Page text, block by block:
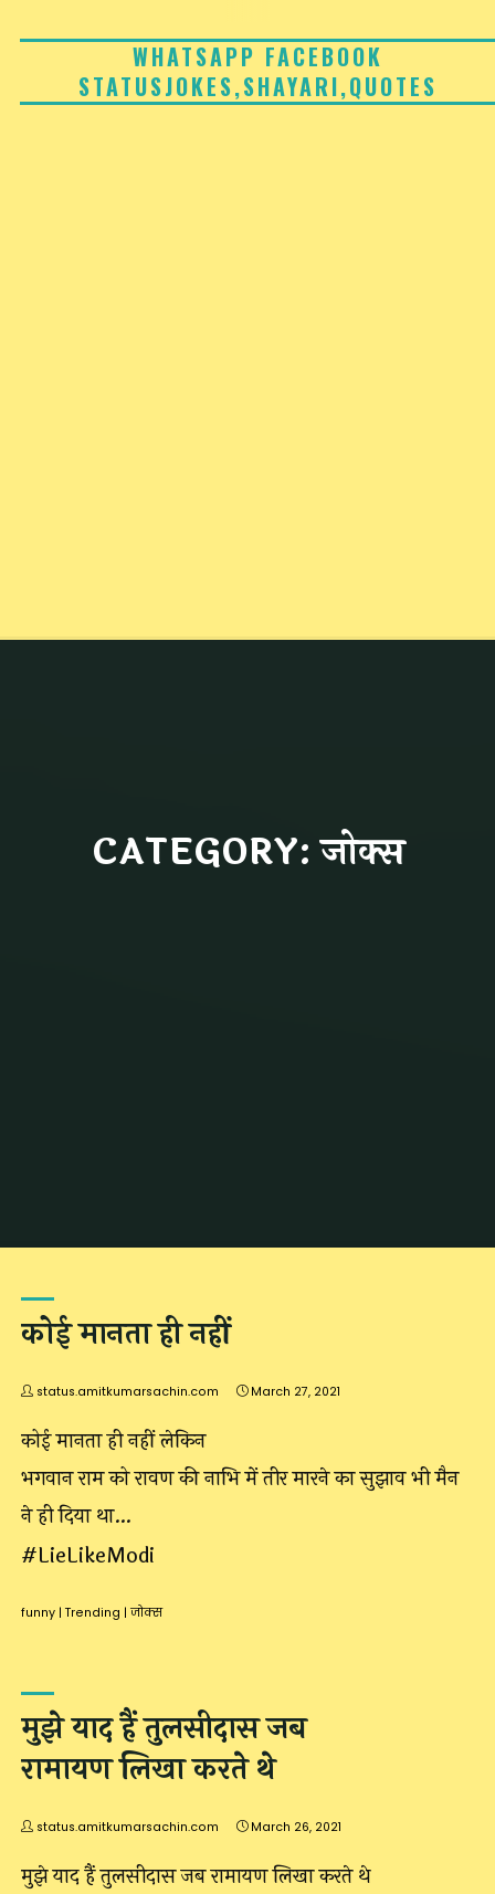
WHATSAPP FACEBOOK
STATUSJOKES,SHAYARI,QUOTES
CATEGORY: जोक्स
कोई मानता ही नहीं
status.amitkumarsachin.com March 27, 2021
कोई मानता ही नहीं लेकिन
भगवान राम को रावण की नाभि में तीर मारने का सुझाव भी मैन
ने ही दिया था…
#LieLikeModi
funny | Trending | जोक्स
मुझे याद हैं तुलसीदास जब
रामायण लिखा करते थे
status.amitkumarsachin.com March 26, 2021
मुझे याद हैं तुलसीदास जब रामायण लिखा करते थे